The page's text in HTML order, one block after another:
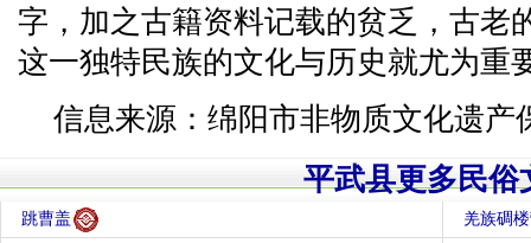
字，加之古籍资料记载的贫乏，古老
这一独特民族的文化与历史就尤为重
信息来源：绵阳市非物质文化遗产
平武县更多民俗
跳曹盖 羌族碉